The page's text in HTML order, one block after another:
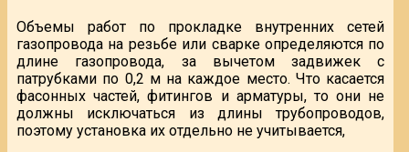
Объемы работ по прокладке внутренних сетей
газопровода на резьбе или сварке определяются по
длине газопровода, за вычетом задвижек с
патрубками по 0,2 м на каждое место. Что касается
фасонных частей, фитингов и арматуры, то они не
должны исключаться из длины трубопроводов,
поэтому установка их отдельно не учитывается,